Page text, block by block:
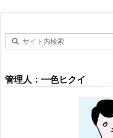
管理人：一色ヒクイ